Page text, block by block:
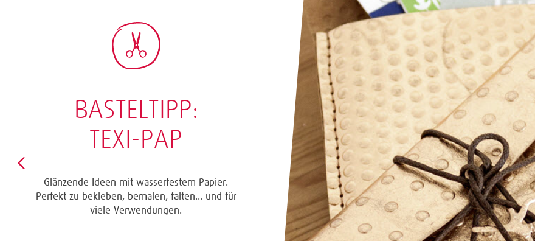
BASTELTIPP:
GLÜCKWUNSCHKARTE
"KINDERWAGEN"
Eine Überraschung der besonderten Art und
unübertroffen in der Wirkung. Probieren Sie es